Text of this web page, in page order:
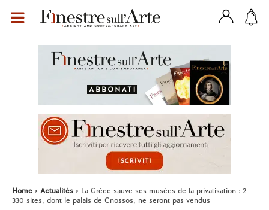
Home Actualités
La Grèce sauve ses musées de la privatisation : 2
330 sites, dont le palais de Cnossos, ne seront pas vendus